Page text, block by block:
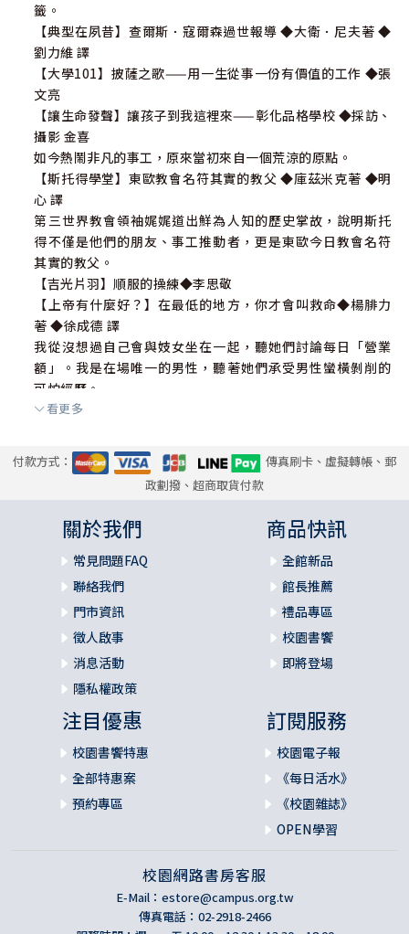
籤。
【典型在夙昔】查爾斯．寇爾森過世報導 ◆大衛．尼夫著 ◆
劉力維 譯
【大學101】披薩之歌——用一生從事一份有價值的工作 ◆張
文亮
【讓生命發聲】讓孩子到我這裡來——彰化品格學校 ◆採訪、
攝影 金喜
如今熱鬧非凡的事工，原來當初來自一個荒涼的原點。
【斯托得學堂】東歐教會名符其實的教父 ◆庫茲米克著 ◆明
心 譯
第三世界教會領袖娓娓道出鮮為人知的歷史掌故，說明斯托
得不僅是他們的朋友、事工推動者，更是東歐今日教會名符
其實的教父。
【吉光片羽】順服的操練◆李思敬
【上帝有什麼好？】在最低的地方，你才會叫救命◆楊腓力
著 ◆徐成德 譯
我從沒想過自己會與妓女坐在一起，聽她們討論每日「營業
額」。我是在場唯一的男性，聽著她們承受男性蠻橫剝削的
可怕經歷。
【世間情】咖啡香◆王礽福
◎閱讀
【尷尬少年遊】遨遊故事海──潔若汀‧麥考琳 ◆黃瑞怡
故事海的羅盤，指向天涯，點明家鄉，不一定指得清楚天
【書叢幽徑】遺忘與饒恕：沃弗的神學觀點 ◆鄧紹光
透過基督在十架上受難的記憶……我們所記得的都是已經被
【資訊】新書上場 ◆陳彥齊 輯
◎廣告索引
讓你的筆 更靈活、更有味道──2012年文藝寫作營
訂雜誌，A好康 72 校園新書：《得分！上帝的豪小子》
看更多
付款方式：
傳真刷卡、虛擬轉帳、郵
政劃撥、超商取貨付款
關於我們
常見問題FAQ
聯絡我們
門市資訊
徵人啟事
消息活動
隱私權政策
商品快訊
全館新品
館長推薦
禮品專區
校園書饗
即將登場
注目優惠
校園書饗特惠
全部特惠案
預約專區
訂閱服務
校園電子報
《每日活水》
《校園雜誌》
OPEN學習
校園網路書房客服
E-Mail： estore@campus.org.tw
傳真電話：02-2918-2466